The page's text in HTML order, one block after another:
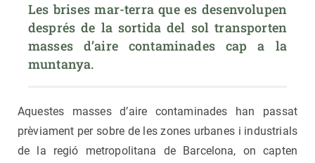
Les brises mar-terra que es desenvolupen
després de la sortida del sol transporten
masses d’aire contaminades cap a la
muntanya.
Aquestes masses d’aire contaminades han passat
prèviament per sobre de les zones urbanes i industrials
de la regió metropolitana de Barcelona, on capten